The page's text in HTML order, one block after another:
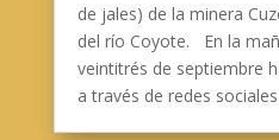
de jales) de la minera
del río Coyote. En la
veintitrés de septiembre
a través de redes sociales